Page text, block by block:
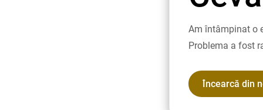
Am întâmpinat o
Problema a fost
Încearcă din